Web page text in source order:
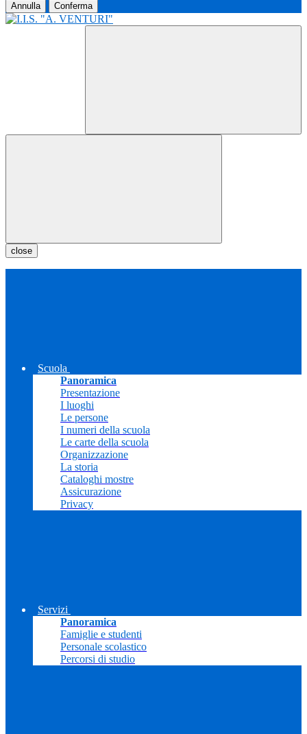
Annulla Conferma
close
Scuola
Panoramica
Presentazione
I luoghi
Le persone
I numeri della scuola
Le carte della scuola
Organizzazione
La storia
Cataloghi mostre
Assicurazione
Privacy
Servizi
Panoramica
Famiglie e studenti
Personale scolastico
Percorsi di studio